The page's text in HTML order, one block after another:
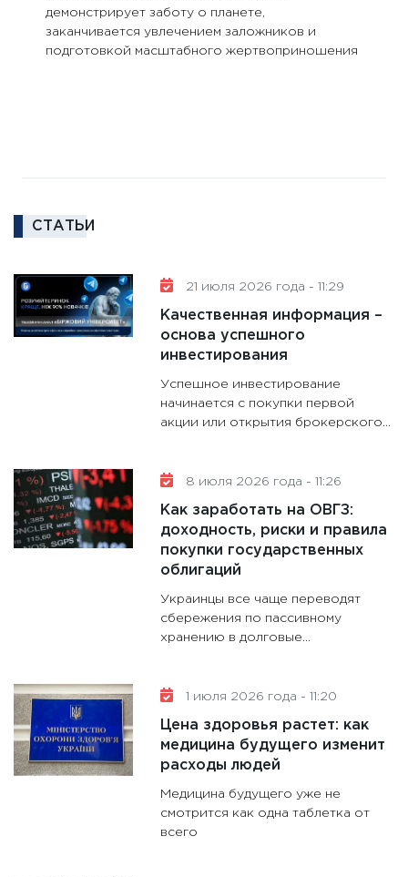
демонстрирует заботу о планете,
заканчивается увлечением заложников и
подготовкой масштабного жертвоприношения
9 августа 2026 года - 11:27
Мудрик стал героем финала: «Челси»
разгромил «Милан» и завоевал первый
Челси одержал убедительную победу над
Миланом в финальном матче предсезонного
турнира, оформив первый трофей после
завершения дисквалификации клуба
СТАТЬИ
21 июля 2026 года - 11:29
Качественная информация –
основа успешного
инвестирования
Успешное инвестирование
начинается с покупки первой
акции или открытия брокерского...
8 июля 2026 года - 11:26
Как заработать на ОВГЗ:
доходность, риски и правила
покупки государственных
облигаций
Украинцы все чаще переводят
сбережения по пассивному
хранению в долговые...
1 июля 2026 года - 11:20
Цена здоровья растет: как
медицина будущего изменит
расходы людей
Медицина будущего уже не
смотрится как одна таблетка от
всего